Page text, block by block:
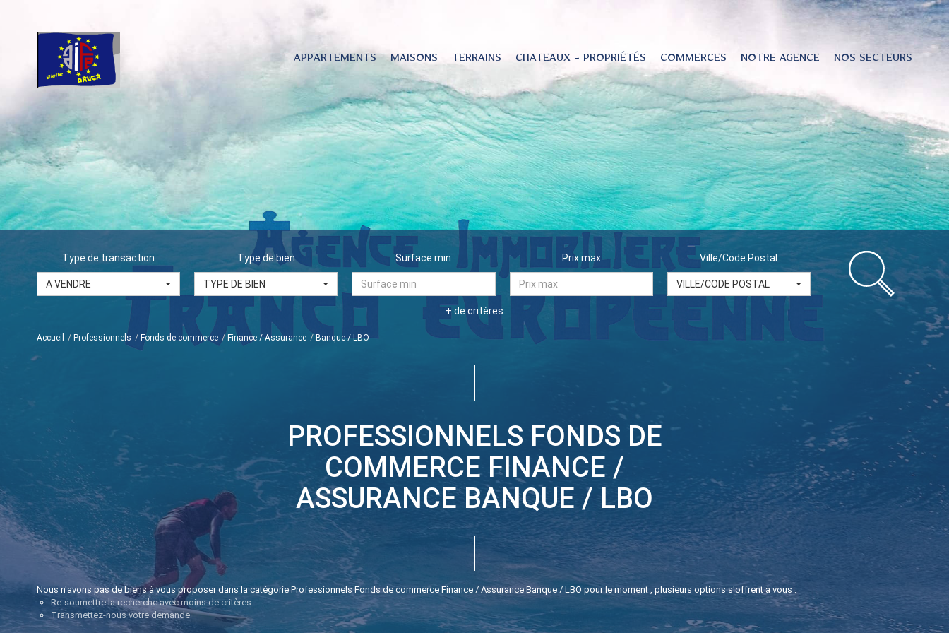
APPARTEMENTS MAISONS TERRAINS CHATEAUX - PROPRIÉTÉS COMMERCES NOTRE AGENCE NOS SECTEURS
Type de transaction
A VENDRE
Type de bien
TYPE DE BIEN
Surface min Prix max Ville/Code Postal
VILLE/CODE POSTAL
+ de critères
Accueil Professionnels Fonds de commerce Finance / Assurance Banque / LBO
PROFESSIONNELS FONDS DE
COMMERCE FINANCE /
ASSURANCE BANQUE / LBO
Nous n'avons pas de biens à vous proposer dans la catégorie Professionnels Fonds de commerce Finance / Assurance Banque / LBO pour le moment , plusieurs options s'offrent à vous :
Re-soumettre la recherche avec moins de critères.
Transmettez-nous votre demande